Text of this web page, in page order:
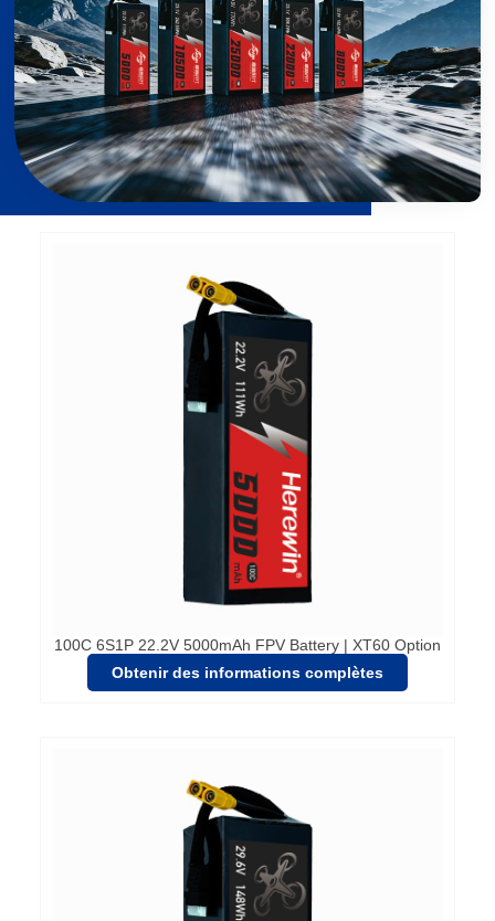
100C 6S1P 22.2V 5000mAh FPV Battery | XT60 Option
Obtenir des informations complètes